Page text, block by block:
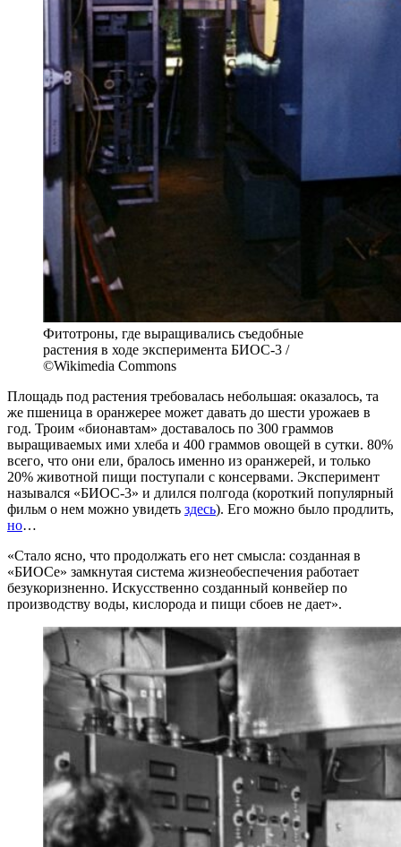
Фитотроны, где выращивались съедобные
растения в ходе эксперимента БИОС-3 /
©Wikimedia Commons
Площадь под растения требовалась небольшая: оказалось, та
же пшеница в оранжерее может давать до шести урожаев в
год. Троим «бионавтам» доставалось по 300 граммов
выращиваемых ими хлеба и 400 граммов овощей в сутки. 80%
всего, что они ели, бралось именно из оранжерей, и только
20% животной пищи поступали с консервами. Эксперимент
назывался «БИОС-3» и длился полгода (короткий популярный
фильм о нем можно увидеть здесь). Его можно было продлить,
но…
«Стало ясно, что продолжать его нет смысла: созданная в
«БИОСе» замкнутая система жизнеобеспечения работает
безукоризненно. Искусственно созданный конвейер по
производству воды, кислорода и пищи сбоев не дает».